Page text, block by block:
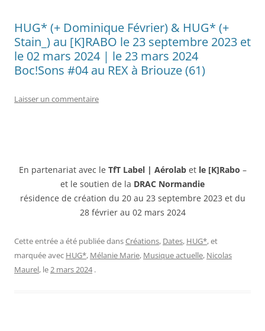
HUG* (+ Dominique Février) & HUG* (+
Stain_) au [K]RABO le 23 septembre 2023 et
le 02 mars 2024 | le 23 mars 2024
Boc!Sons #04 au REX à Briouze (61)
Laisser un commentaire
En partenariat avec le TfT Label | Aérolabet le [K]Rabo –
et le soutien de la DRAC Normandie
résidence de création du 20 au 23 septembre 2023 et du
28 février au 02 mars 2024
Cette entrée a été publiée dansCréations, Dates, HUG*, et
marquée avec HUG*, Mélanie Marie, Musique actuelle, Nicolas
Maurel, le2 mars 2024 .